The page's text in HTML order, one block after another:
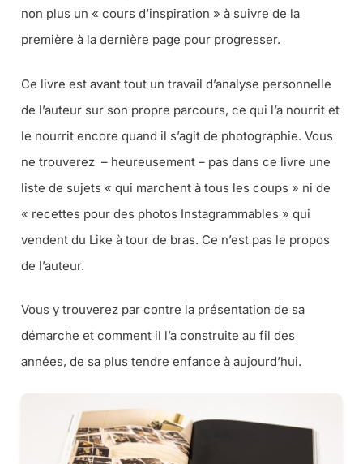
non plus un « cours d’inspiration » à suivre de la
première à la dernière page pour progresser.
Ce livre est avant tout un travail d’analyse personnelle
de l’auteur sur son propre parcours, ce qui l’a nourrit et
le nourrit encore quand il s’agit de photographie. Vous
ne trouverez – heureusement – pas dans ce livre une
liste de sujets « qui marchent à tous les coups » ni de
« recettes pour des photos Instagrammables » qui
vendent du Like à tour de bras. Ce n’est pas le propos
de l’auteur.
Vous y trouverez par contre la présentation de sa
démarche et comment il l’a construite au fil des
années, de sa plus tendre enfance à aujourd’hui.